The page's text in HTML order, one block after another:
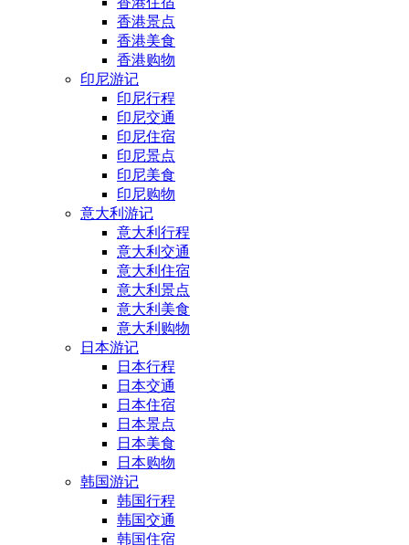
香港景点
香港美食
香港购物
印尼游记
印尼行程
印尼交通
印尼住宿
印尼景点
印尼美食
印尼购物
意大利游记
意大利行程
意大利交通
意大利住宿
意大利景点
意大利美食
意大利购物
日本游记
日本行程
日本交通
日本住宿
日本景点
日本美食
日本购物
韩国游记
韩国行程
韩国交通
韩国住宿